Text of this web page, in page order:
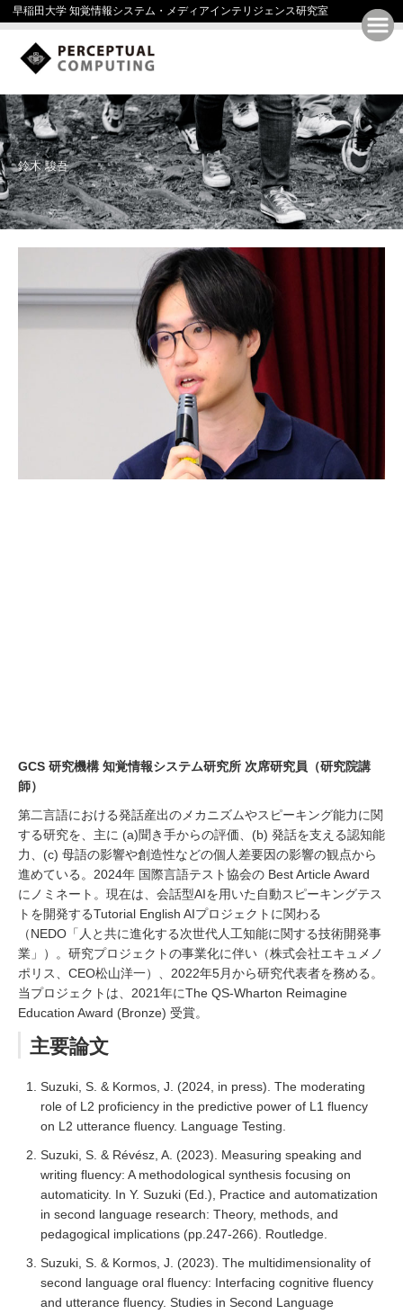
早稲田大学 知覚情報システム・メディアインテリジェンス研究室
鈴木 駿吾
GCS 研究機構 知覚情報システム研究所 次席研究員（研究院講
師）
第二言語における発話産出のメカニズムやスピーキング能力に関
する研究を、主に (a)聞き手からの評価、(b) 発話を支える認知能
力、(c) 母語の影響や創造性などの個人差要因の影響の観点から
進めている。2024年 国際言語テスト協会の Best Article Award
にノミネート。現在は、会話型AIを用いた自動スピーキングテス
トを開発するTutorial English AIプロジェクトに関わる
（NEDO「人と共に進化する次世代人工知能に関する技術開発事
業」）。研究プロジェクトの事業化に伴い（株式会社エキュメノ
ポリス、CEO松山洋一）、2022年5月から研究代表者を務める。
当プロジェクトは、2021年にThe QS-Wharton Reimagine
Education Award (Bronze) 受賞。
主要論文
Suzuki, S. & Kormos, J. (2024, in press). The moderating
role of L2 proficiency in the predictive power of L1 fluency
on L2 utterance fluency. Language Testing.
Suzuki, S. & Révész, A. (2023). Measuring speaking and
writing fluency: A methodological synthesis focusing on
automaticity. In Y. Suzuki (Ed.), Practice and automatization
in second language research: Theory, methods, and
pedagogical implications (pp.247-266). Routledge.
Suzuki, S. & Kormos, J. (2023). The multidimensionality of
second language oral fluency: Interfacing cognitive fluency
and utterance fluency. Studies in Second Language